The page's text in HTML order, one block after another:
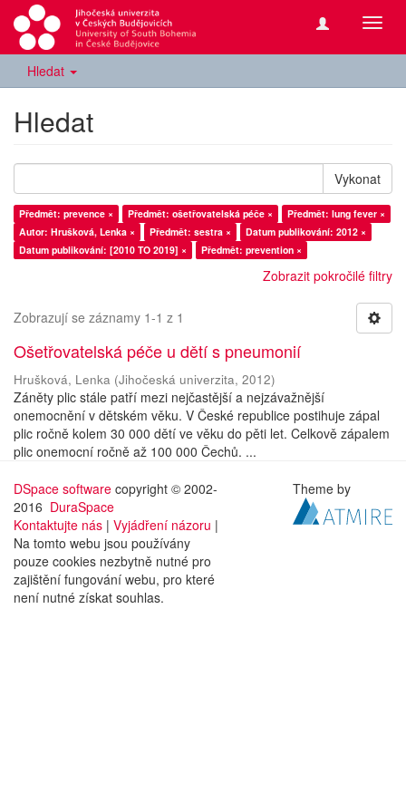
Hledat
Hledat
Vykonat
Předmět: prevence × Předmět: ošetřovatelská péče ×
Předmět: lung fever ×
Autor: Hrušková, Lenka ×
Předmět: sestra ×
Datum publikování: 2012 ×
Datum publikování: [2010 TO 2019] ×
Předmět: prevention ×
Zobrazit pokročilé filtry
Zobrazují se záznamy 1-1 z 1
Ošetřovatelská péče u dětí s pneumonií
Hrušková, Lenka (Jihočeská univerzita, 2012)
Záněty plic stále patří mezi nejčastější a nejzávažnější
onemocnění v dětském věku. V České republice postihuje zápal
plic ročně kolem 30 000 dětí ve věku do pěti let. Celkově zápalem
plic onemocní ročně až 100 000 Čechů. ...
DSpace software copyright © 2002-
2016 DuraSpace
Kontaktujte nás | Vyjádření názoru |
Na tomto webu jsou používány
pouze cookies nezbytně nutné pro
zajištění fungování webu, pro které
není nutné získat souhlas.
Theme by